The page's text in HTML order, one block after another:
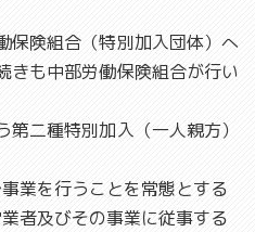
保険組合（特別加入団体）へ
きも中部労働保険組合が行い
二種特別加入（一人親方）
業を行うことを常態とする
者及びその事業に従事する